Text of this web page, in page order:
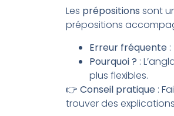
Les prépositions sont
prépositions
Erreur fréquente :
Pourquoi ? :
plus flexibles.
👉 Conseil pratique :
trouver des